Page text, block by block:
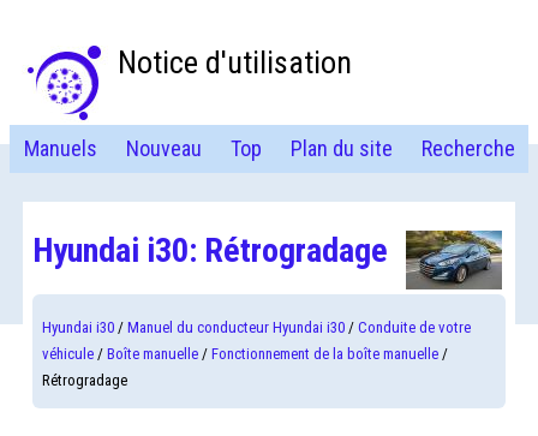
Notice d'utilisation
Manuels Nouveau Top Plan du site Recherche
Hyundai i30: Rétrogradage
Hyundai i30 /Manuel du conducteur Hyundai i30 /Conduite de votre
véhicule /Boîte manuelle /Fonctionnement de la boîte manuelle /
Rétrogradage